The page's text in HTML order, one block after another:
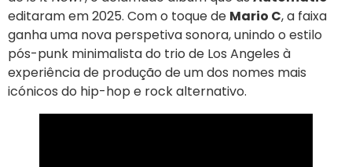
editaram em 2025. Com o toque de Mario C, a faixa
ganha uma nova perspetiva sonora, unindo o estilo
pós-punk minimalista do trio de Los Angeles à
experiência de produção de um dos nomes mais
icónicos do hip-hop e rock alternativo.